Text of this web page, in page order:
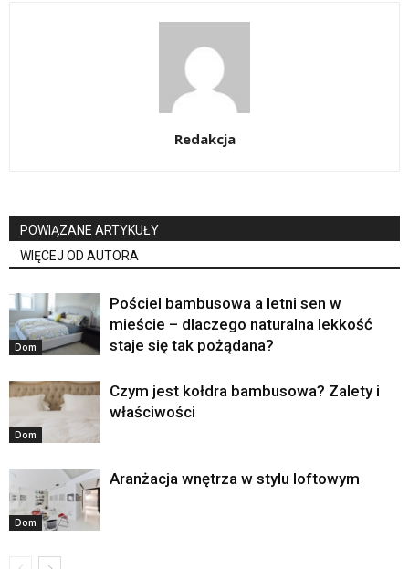
Redakcja
POWIĄZANE ARTYKUŁY
WIĘCEJ OD AUTORA
Dom
Pościel bambusowa a letni sen w
mieście – dlaczego naturalna lekkość
staje się tak pożądana?
Dom
Czym jest kołdra bambusowa? Zalety i
właściwości
Dom
Aranżacja wnętrza w stylu loftowym